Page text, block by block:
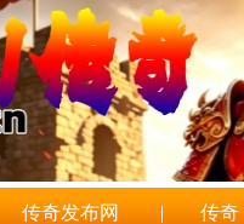
传奇发布网 | 传奇